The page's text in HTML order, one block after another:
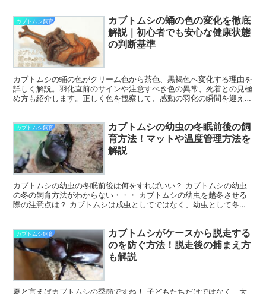
カブトムシ飼育
カブトムシの蛹の色の変化を徹底
解説｜初心者でも安心な健康状態
の判断基準
カブトムシの蛹の色がクリーム色から茶色、黒褐色へ変化する理由を
詳しく解説。羽化直前のサインや注意すべき色の異常、死着との見極
め方も紹介します。正しく色を観察して、感動の羽化の瞬間を迎えま
カブトムシ飼育
カブトムシの幼虫の冬眠前後の飼
育方法！マットや温度管理方法を
解説
カブトムシの幼虫の冬眠前後は何をすればいい？ カブトムシの幼虫
の冬の飼育方法がわからない・・・ カブトムシの幼虫を越冬させる
際の注意点は？ カブトムシは成虫としてではなく、幼虫として冬を
カブトムシ飼育
カブトムシがケースから脱走する
のを防ぐ方法！脱走後の捕まえ方
も解説
夏と言えばカブトムシの季節ですね！ 子どもたちだけではなく、大